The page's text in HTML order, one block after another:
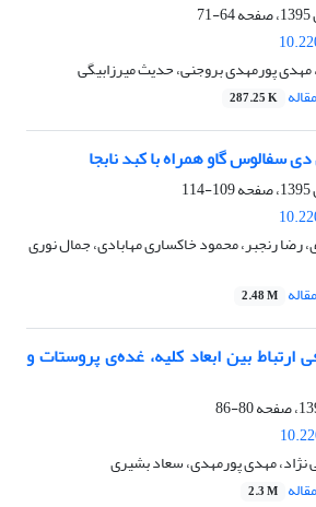
64-71
مهدی پورمهدی بروجنی، حدیث میرزابیگی
287.25 K
سفالوس گاو همراه با کبد نابجا
109-114
رضا رنجبر، محمود خاکساری مهابادی، جمال نوری
2.48 M
ارتباط بین ابعاد کلیه، غده‌ی پروستات و
80-86
مهدی پورمهدی، سعاد بشیری
2.3 M